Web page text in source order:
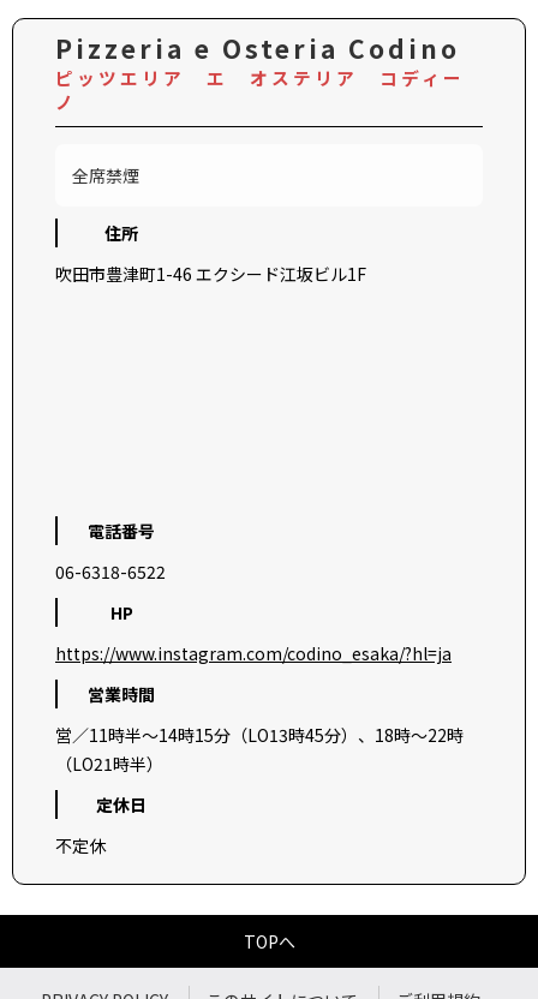
Pizzeria e Osteria Codino
ピッツエリア エ オステリア コディー
ノ
全席禁煙
住所
吹田市豊津町1-46 エクシード江坂ビル1F
電話番号
06-6318-6522
HP
https://www.instagram.com/codino_esaka/?hl=ja
営業時間
営／11時半～14時15分（LO13時45分）、18時～22時
（LO21時半）
定休日
不定休
TOPへ